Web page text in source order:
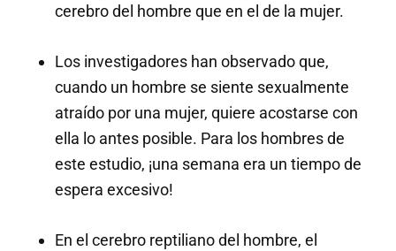
cerebro del hombre que en el de la mujer.
Los investigadores han observado que,
cuando un hombre se siente sexualmente
atraído por una mujer, quiere acostarse con
ella lo antes posible. Para los hombres de
este estudio, ¡una semana era un tiempo de
espera excesivo!
En el cerebro reptiliano del hombre, el